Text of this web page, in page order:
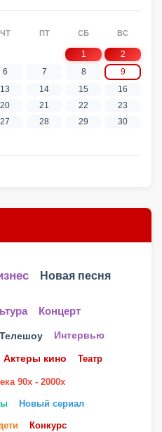
ЧТ ПТ СБ ВС
1
2
6 7 8
9
13 14 15
16
20 21 22
23
27 28 29
30
Новая песня
Концерт
Телешоу Интервью
Актеры кино Театр
90х - 2000х
Новый сериал
Конкурс